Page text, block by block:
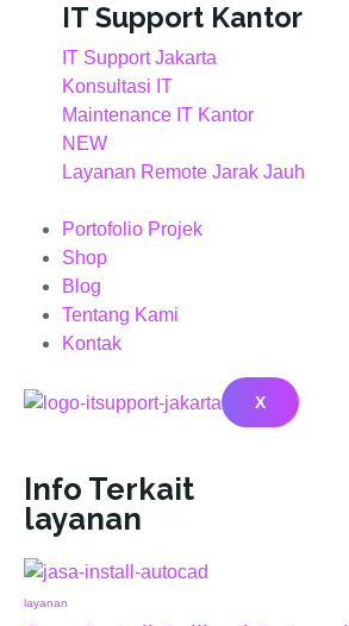
IT Support Kantor
IT Support Jakarta
Konsultasi IT
Maintenance IT Kantor
NEW
Layanan Remote Jarak Jauh
Portofolio Projek
Shop
Blog
Tentang Kami
Kontak
X
Info Terkait
layanan
layanan